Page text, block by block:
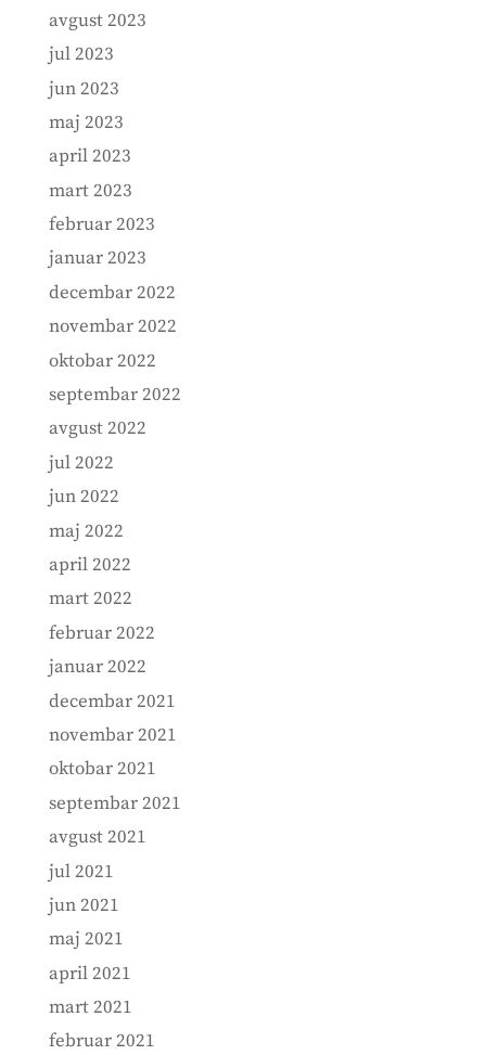
avgust 2023
jul 2023
jun 2023
maj 2023
april 2023
mart 2023
februar 2023
januar 2023
decembar 2022
novembar 2022
oktobar 2022
septembar 2022
avgust 2022
jul 2022
jun 2022
maj 2022
april 2022
mart 2022
februar 2022
januar 2022
decembar 2021
novembar 2021
oktobar 2021
septembar 2021
avgust 2021
jul 2021
jun 2021
maj 2021
april 2021
mart 2021
februar 2021